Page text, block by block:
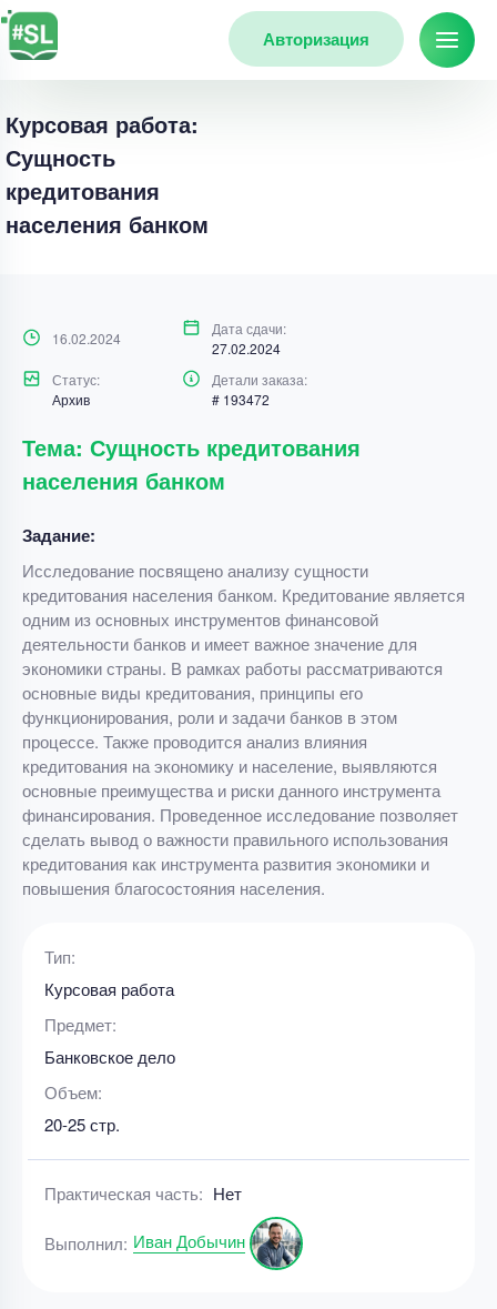
Авторизация
Курсовая работа:
Сущность
кредитования
населения банком
16.02.2024
Дата сдачи:
27.02.2024
Статус:
Архив
Детали заказа:
# 193472
Тема: Сущность кредитования
населения банком
Задание:
Исследование посвящено анализу сущности
кредитования населения банком. Кредитование является
одним из основных инструментов финансовой
деятельности банков и имеет важное значение для
экономики страны. В рамках работы рассматриваются
основные виды кредитования, принципы его
функционирования, роли и задачи банков в этом
процессе. Также проводится анализ влияния
кредитования на экономику и население, выявляются
основные преимущества и риски данного инструмента
финансирования. Проведенное исследование позволяет
сделать вывод о важности правильного использования
кредитования как инструмента развития экономики и
повышения благосостояния населения.
Тип:
Курсовая работа
Предмет:
Банковское дело
Объем:
20-25 стр.
Практическая часть: Нет
Выполнил: Иван Добычин